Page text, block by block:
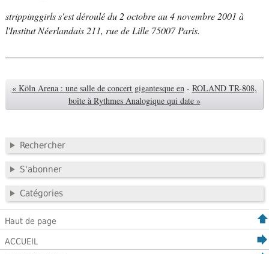
strippinggirls s'est déroulé du 2 octobre au 4 novembre 2001 à
l'Institut Néerlandais 211, rue de Lille 75007 Paris.
« Köln Arena : une salle de concert gigantesque en - ROLAND TR-808,
boîte à Rythmes Analogique qui date »
Rechercher
S'abonner
Catégories
Haut de page
ACCUEIL